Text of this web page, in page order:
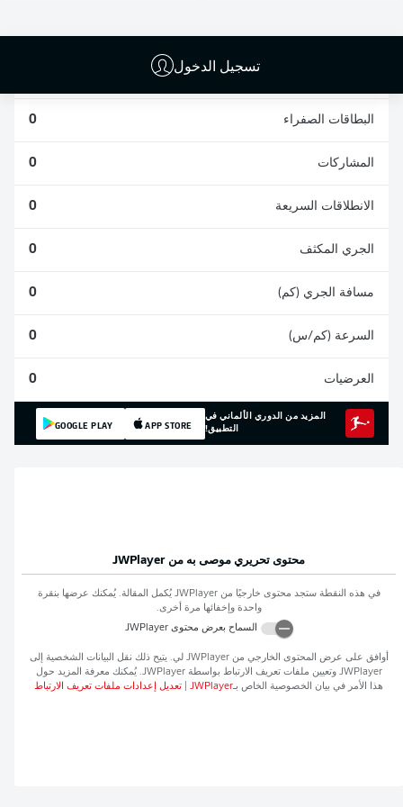
تسجيل الدخول
البطاقات الصفراء 0
المشاركات 0
الانطلاقات السريعة 0
الجري المكثف 0
مسافة الجري (كم) 0
السرعة (كم/س) 0
العرضيات 0
المزيد من الدوري الألماني في
التطبيق!
APP STORE
GOOGLE PLAY
محتوى تحريري موصى به من JWPlayer
في هذه النقطة ستجد محتوى خارجيًا منJWPlayer يُكمل المقالة. يُمكنك عرضها بنقرة
واحدة وإخفائها مرة أخرى.
السماح بعرض محتوىJWPlayer
أوافق على عرض المحتوى الخارجي منJWPlayer لي. يتيح ذلك نقل البيانات الشخصية إلى
JWPlayer وتعيين ملفات تعريف الارتباط بواسطةJWPlayer. يُمكنك معرفة المزيد حول
هذا الأمر في بيان الخصوصية الخاص بـJWPlayer تعديل إعدادات ملفات تعريف الارتباط